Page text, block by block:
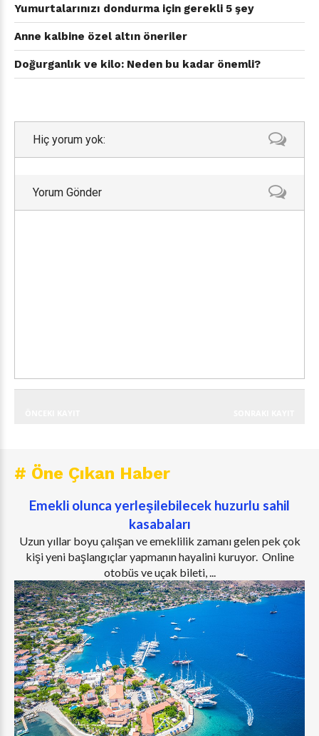
Yumurtalarınızı dondurma için gerekli 5 şey
Anne kalbine özel altın öneriler
Doğurganlık ve kilo: Neden bu kadar önemli?
Hiç yorum yok:
Yorum Gönder
# Öne Çıkan Haber
Emekli olunca yerleşilebilecek huzurlu sahil
kasabaları
Uzun yıllar boyu çalışan ve emeklilik zamanı gelen pek çok
kişi yeni başlangıçlar yapmanın hayalini kuruyor. Online
otobüs ve uçak bileti, ...